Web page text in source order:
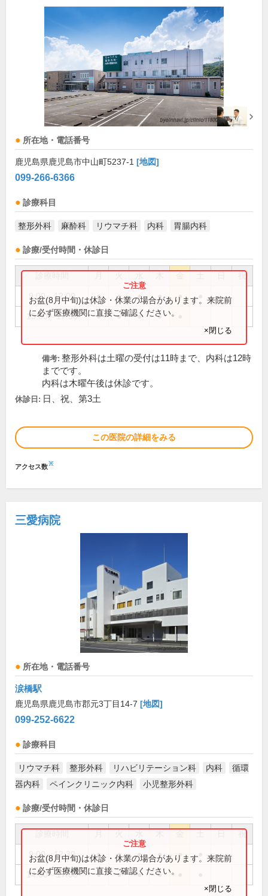
所在地・電話番号
鹿児島県鹿児島市中山町5237-1 [地図]
099-266-6366
診療科目
整形外科 麻酔科 リウマチ科 内科 胃腸内科
診療/受付時間・休診日
祝
9:00～12:00 ● ● ● ● ●
15:00～17:30 ● ● ● ●
お盆(8月中旬)は休診・休業の場合があります。来院前
に必ず医療機関に直接ご確認ください。
×閉じる
備考: 整形外科は土曜の受付は11時まで、内科は12時
までです。
内科は木曜午後は休診です。
休診日: 日、祝、第3土
この医院の詳細をみる
アクセス数※
三愛病院
所在地・電話番号
涙橋駅
鹿児島県鹿児島市郡元3丁目14-7 [地図]
099-252-6622
診療科目
リウマチ科 整形外科 リハビリテーション科 内科
循環
器内科
ペインクリニック内科 小児整形外科
診療/受付時間・休診日
祝
9:00～12:30 ● ● ● ● ●
14:00～17:00 ● ● ● ●
お盆(8月中旬)は休診・休業の場合があります。来院前
に必ず医療機関に直接ご確認ください。
×閉じる